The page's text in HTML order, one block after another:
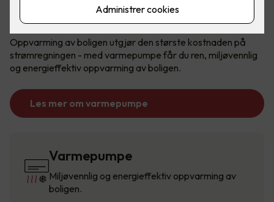
Oppvarming med varmepumpe
Oppvarming av boligen utgjør den største kostnaden på
strømregningen - med varmepumpe får du ren, miljøvennlig
og energieffektiv oppvarming av boligen.
Les mer om varmepumpe
Varmepumpe
Miljøvennlig og energieffektiv oppvarming av
boligen.